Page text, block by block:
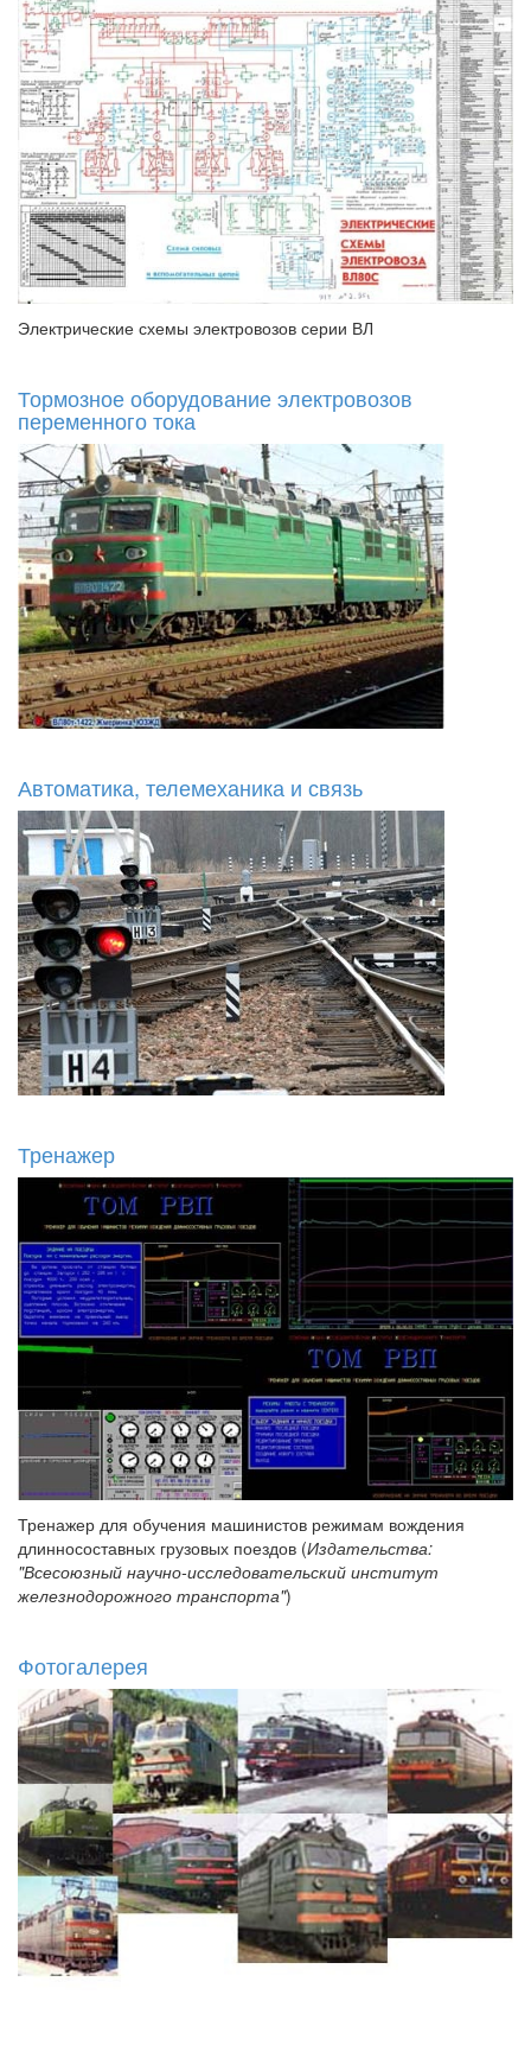
Электрические схемы электровозов серии ВЛ
Тормозное оборудование электровозов
переменного тока
Автоматика, телемеханика и связь
Тренажер
Тренажер для обучения машинистов режимам вождения
длинносоставных грузовых поездов (Издательства:
"Всесоюзный научно-исследовательский институт
железнодорожного транспорта")
Фотогалерея